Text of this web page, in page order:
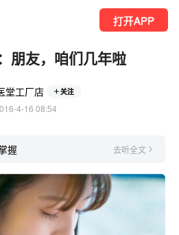
打开APP
朋友，咱们几年啦
堂工厂店 关注
4-16 08:54
握 去听全文